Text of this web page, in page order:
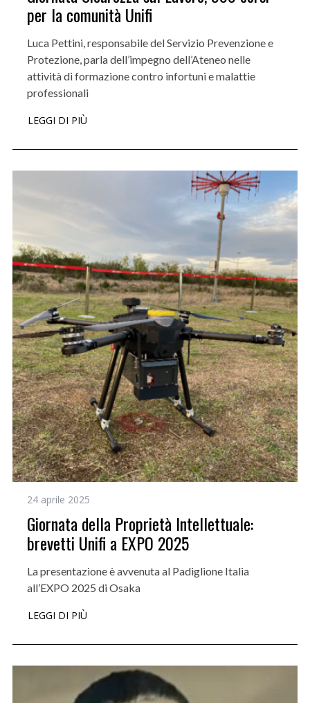
per la comunità Unifi
Luca Pettini, responsabile del Servizio Prevenzione e
Protezione, parla dell’impegno dell’Ateneo nelle
attività di formazione contro infortuni e malattie
professionali
LEGGI DI PIÙ
24 aprile 2025
Giornata della Proprietà Intellettuale:
brevetti Unifi a EXPO 2025
La presentazione è avvenuta al Padiglione Italia
all’EXPO 2025 di Osaka
LEGGI DI PIÙ